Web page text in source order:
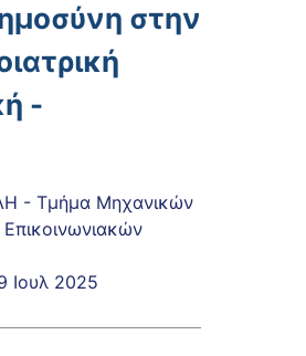
στην
-
- Τμήμα Μηχανικών
Ιουλ 2025